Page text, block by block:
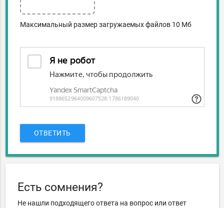
Максимальный размер загружаемых файлов 10 Мб
ОТВЕТИТЬ
Есть сомнения?
Не нашли подходящего ответа на вопрос или ответ